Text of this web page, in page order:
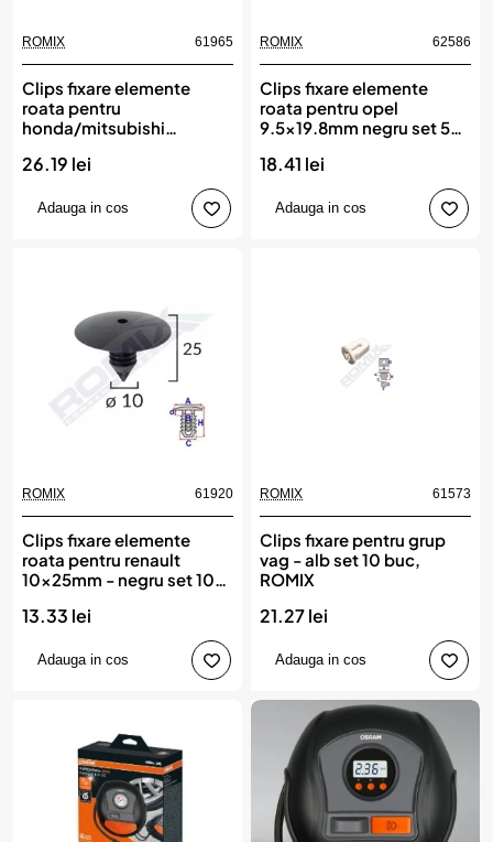
ROMIX 61965
Clips fixare elemente
roata pentru
honda/mitsubishi
buc, ROMIX
26.19 lei
Adauga in cos
Nou
ROMIX 62586
Clips fixare elemente
roata pentru opel
9.5x19.8mm negru set 5
18.41 lei
Adauga in cos
ROMIX 61920
Clips fixare elemente
roata pentru renault
10x25mm - negru set 10
13.33 lei
Adauga in cos
ROMIX 61573
Clips fixare pentru grup
vag - alb set 10 buc,
ROMIX
21.27 lei
Adauga in cos